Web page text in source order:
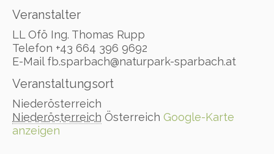
Veranstaltungsort
Niederösterreich
Niederösterreich Österreich Google-Karte
anzeigen
Veranstalter
LL Ofö Ing. Thomas Rupp
Telefon +43 664 396 9692
E-Mailfb.sparbach@naturpark-sparbach.at